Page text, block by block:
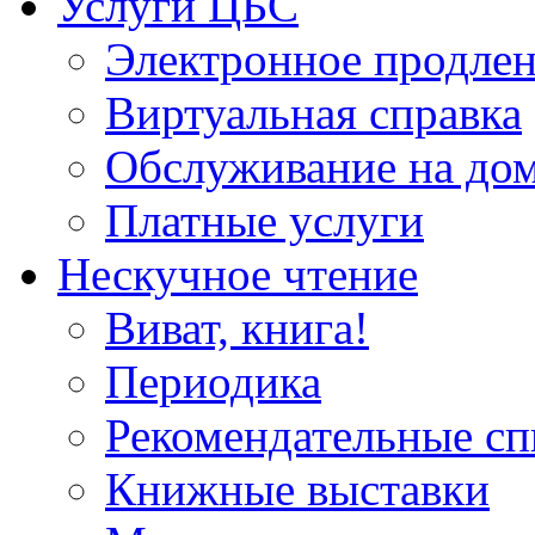
Электронное
Виртуальная справка
Обслуживание на
Платные услуги
Нескучное чтение
Виват, книга!
Периодика
Рекомендательные
Книжные выставки